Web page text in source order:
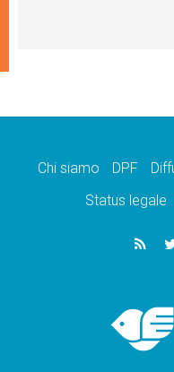
Chi siamo DPF
Status legale